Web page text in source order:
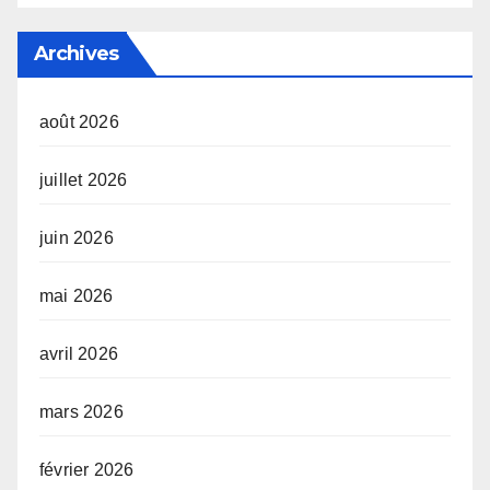
Archives
août 2026
juillet 2026
juin 2026
mai 2026
avril 2026
mars 2026
février 2026